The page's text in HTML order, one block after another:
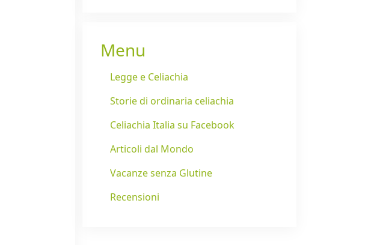
Menu
Legge e Celiachia
Storie di ordinaria celiachia
Celiachia Italia su Facebook
Articoli dal Mondo
Vacanze senza Glutine
Recensioni